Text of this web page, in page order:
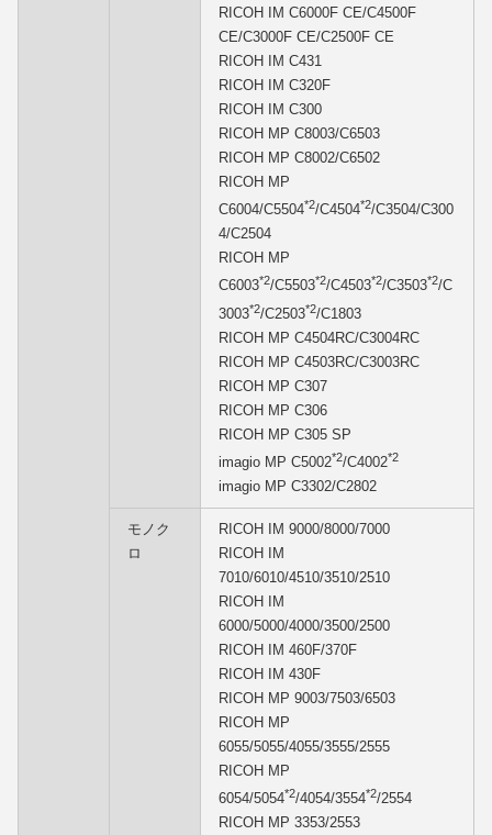
RICOH IM C6000F CE/C4500F
CE/C3000F CE/C2500F CE
RICOH IM C431
RICOH IM C320F
RICOH IM C300
RICOH MP C8003/C6503
RICOH MP C8002/C6502
RICOH MP
C6004/C5504*2/C4504*2/C3504/C300
4/C2504
RICOH MP
C6003*2/C5503*2/C4503*2/C3503*2/C
3003*2/C2503*2/C1803
RICOH MP C4504RC/C3004RC
RICOH MP C4503RC/C3003RC
RICOH MP C307
RICOH MP C306
RICOH MP C305 SP
imagio MP C5002*2/C4002*2
imagio MP C3302/C2802
モノク
ロ
RICOH IM 9000/8000/7000
RICOH IM
7010/6010/4510/3510/2510
RICOH IM
6000/5000/4000/3500/2500
RICOH IM 460F/370F
RICOH IM 430F
RICOH MP 9003/7503/6503
RICOH MP
6055/5055/4055/3555/2555
RICOH MP
6054/5054*2/4054/3554*2/2554
RICOH MP 3353/2553